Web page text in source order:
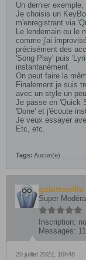
Un dernier
Je choisis un
m'enregistrant via
Le lendemain ou le
comme j'ai
précisément des
'Song Play' puis
instantanément.
On peut faire la
Finalement je suis
avec un style un
Je passe en 'Quick
'Done' et j'écoute
Je veux essayer
Etc, etc.
Tags: Aucun(e)
galettouille
Super
Inscription:
Messages:
20 juillet 2022, 16h48